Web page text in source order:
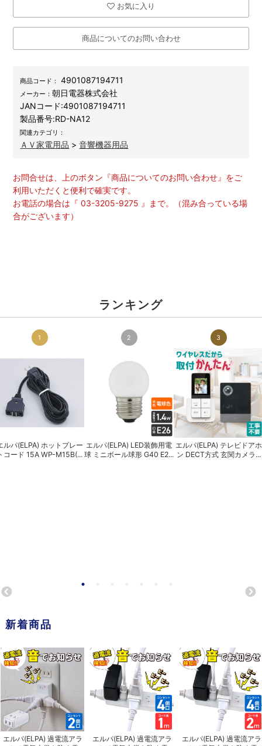
お気に入り
商品についてのお問い合わせ
商品コード： 4901087194711
メーカー：朝日電器株式会社
JANコード:4901087194711
製品番号:RD-NA12
関連カテゴリ：
ＡＶ家電用品 >音響機器用品
お問合せは、上のボタン『商品についてのお問い合わせ』をご
利用いただくと便利で確実です。
お電話の場合は『 03-3205-9275 』まで。（混み合っている場
合がございます）
ランキング
1
ルパ(ELPA) ホットプレー
コード 15A WP-M15B(...
2
エルパ(ELPA) LED装飾用電
球 ミニボール球形 G40 E2...
3
エルパ(ELPA) テレビドアホ
ン DECT方式 玄関カメラ...
新着商品
エルパ(ELPA) 過電流アラ
エルパ(ELPA) 過電流アラ
エルパ(ELPA) 過電流アラ